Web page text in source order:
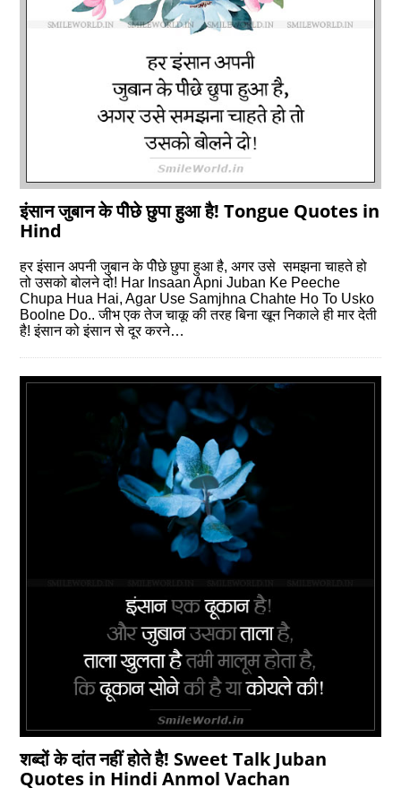
इंसान जुबान के पीेछे छुपा हुआ है! Tongue Quotes in
Hind
हर इंसान अपनी जुबान के पीेछे छुपा हुआ है, अगर उसे समझना चाहते हो
तो उसको बोलने दो! Har Insaan Apni Juban Ke Peeche
Chupa Hua Hai, Agar Use Samjhna Chahte Ho To Usko
Boolne Do.. जीभ एक तेज चाकू की तरह बिना खून निकाले ही मार देती
है! इंसान को इंसान से दूर करने…
शब्दों के दांत नहीं होते है! Sweet Talk Juban
Quotes in Hindi Anmol Vachan